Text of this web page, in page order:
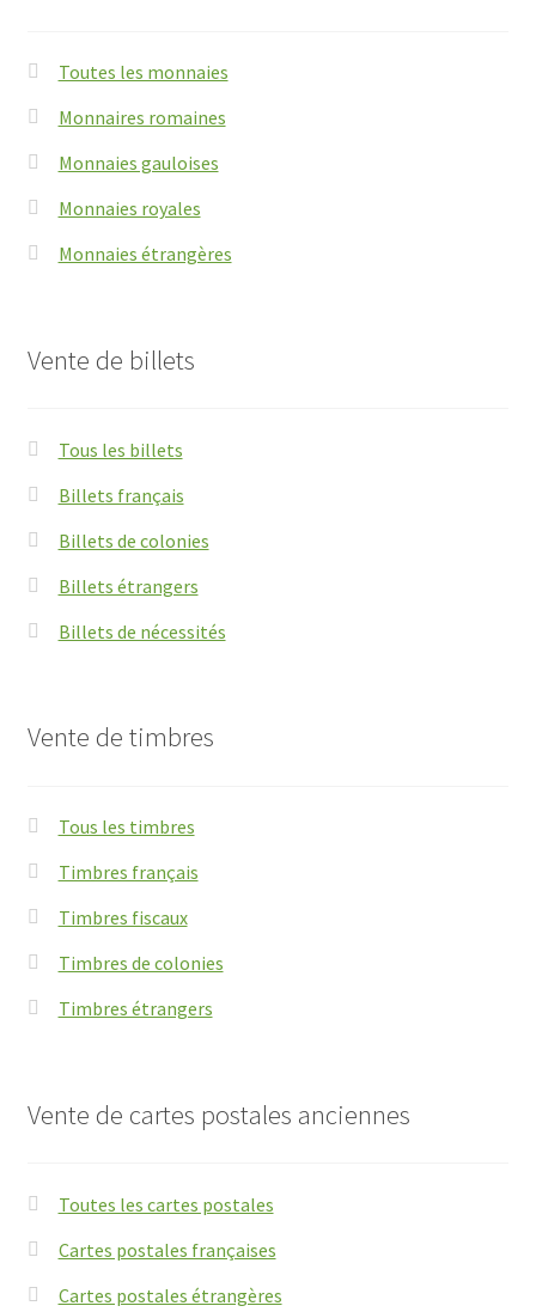
Toutes les monnaies
Monnaires romaines
Monnaies gauloises
Monnaies royales
Monnaies étrangères
Vente de billets
Tous les billets
Billets français
Billets de colonies
Billets étrangers
Billets de nécessités
Vente de timbres
Tous les timbres
Timbres français
Timbres fiscaux
Timbres de colonies
Timbres étrangers
Vente de cartes postales anciennes
Toutes les cartes postales
Cartes postales françaises
Cartes postales étrangères